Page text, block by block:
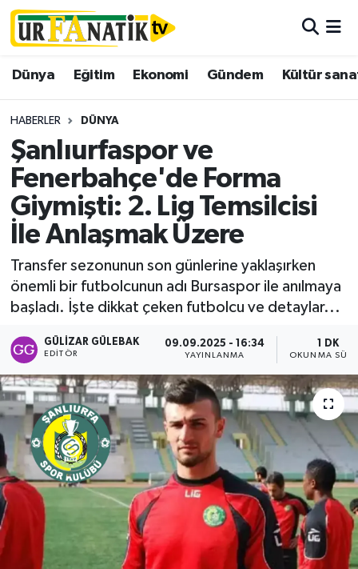
Dünya Eğitim Ekonomi Gündem Kültür
HABERLER DÜNYA
Şanlıurfaspor ve
Fenerbahçe'de Forma
Giymişti: 2. Lig Temsilcisi
İle Anlaşmak Üzere
Transfer sezonunun son günlerine yaklaşırken
önemli bir futbolcunun adı Bursaspor ile anılmaya
başladı. İşte dikkat çeken futbolcu ve detaylar...
GÜLIZAR GÜLEBAK
EDITÖR
09.09.2025 - 16:34
YAYINLANMA
1 DK
OKUNMA
Trafik Durumu
Süper Lig Puan Durumu ve Fikstür
Tüm Manşetler
Son Dakika Haberleri
Haber Arşivi